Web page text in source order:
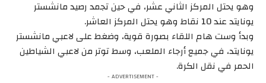
وهو يحتل المركز الثاني عشر، في حين تجمد رصيد مانشستر
يونايتد عند 10 نقاط وهو يحتل المركز العاشر.
وبدأ وست هام اللقاء بصورة قوية، وضغط على لاعبي مانشستر
يونايتد، في جميع أرجاء الملعب، وسط توتر من لاعبي الشياطين
الحمر في نقل الكرة.
- ADVERTISEMENT -